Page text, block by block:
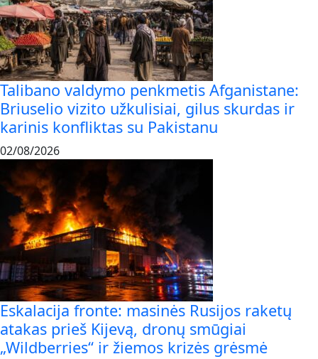
Talibano valdymo penkmetis Afganistane:
Briuselio vizito užkulisiai, gilus skurdas ir
karinis konfliktas su Pakistanu
02/08/2026
Eskalacija fronte: masinės Rusijos raketų
atakas prieš Kijevą, dronų smūgiai
„Wildberries“ ir žiemos krizės grėsmė